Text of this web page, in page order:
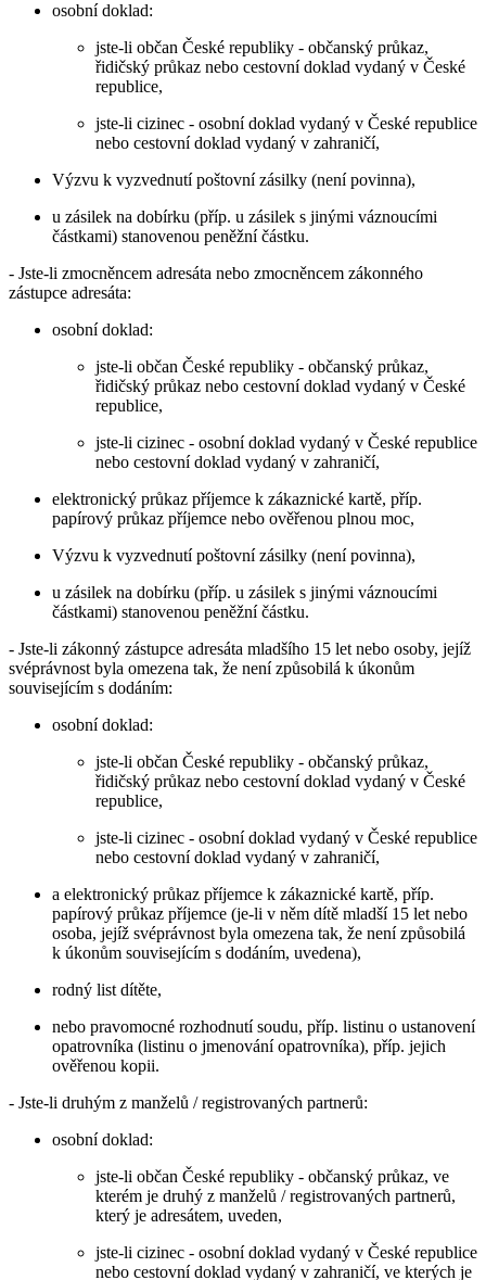
osobní doklad:
jste-li občan České republiky - občanský průkaz,
řidičský průkaz nebo cestovní doklad vydaný v České
republice,
jste-li cizinec - osobní doklad vydaný v České republice
nebo cestovní doklad vydaný v zahraničí,
Výzvu k vyzvednutí poštovní zásilky (není povinna),
u zásilek na dobírku (příp. u zásilek s jinými váznoucími
částkami) stanovenou peněžní částku.
- Jste-li zmocněncem adresáta nebo zmocněncem zákonného
zástupce adresáta:
osobní doklad:
jste-li občan České republiky - občanský průkaz,
řidičský průkaz nebo cestovní doklad vydaný v České
republice,
jste-li cizinec - osobní doklad vydaný v České republice
nebo cestovní doklad vydaný v zahraničí,
elektronický průkaz příjemce k zákaznické kartě, příp.
papírový průkaz příjemce nebo ověřenou plnou moc,
Výzvu k vyzvednutí poštovní zásilky (není povinna),
u zásilek na dobírku (příp. u zásilek s jinými váznoucími
částkami) stanovenou peněžní částku.
- Jste-li zákonný zástupce adresáta mladšího 15 let nebo osoby, jejíž
svéprávnost byla omezena tak, že není způsobilá k úkonům
souvisejícím s dodáním:
osobní doklad:
jste-li občan České republiky - občanský průkaz,
řidičský průkaz nebo cestovní doklad vydaný v České
republice,
jste-li cizinec - osobní doklad vydaný v České republice
nebo cestovní doklad vydaný v zahraničí,
a elektronický průkaz příjemce k zákaznické kartě, příp.
papírový průkaz příjemce (je-li v něm dítě mladší 15 let nebo
osoba, jejíž svéprávnost byla omezena tak, že není způsobilá
k úkonům souvisejícím s dodáním, uvedena),
rodný list dítěte,
nebo pravomocné rozhodnutí soudu, příp. listinu o ustanovení
opatrovníka (listinu o jmenování opatrovníka), příp. jejich
ověřenou kopii.
- Jste-li druhým z manželů / registrovaných partnerů:
osobní doklad:
jste-li občan České republiky - občanský průkaz, ve
kterém je druhý z manželů / registrovaných partnerů,
který je adresátem, uveden,
jste-li cizinec - osobní doklad vydaný v České republice
nebo cestovní doklad vydaný v zahraničí, ve kterých je